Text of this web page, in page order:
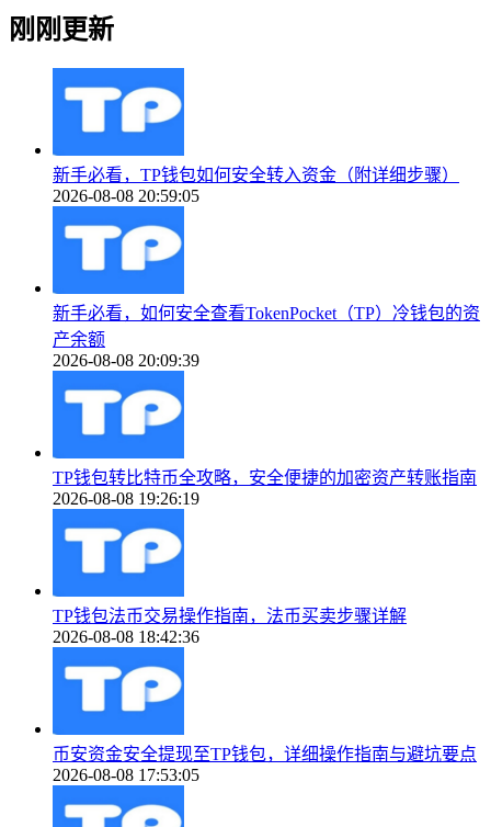
刚刚更新
新手必看，TP钱包如何安全转入资金（附详细步骤）
2026-08-08 20:59:05
新手必看，如何安全查看TokenPocket（TP）冷钱包的资
产余额
2026-08-08 20:09:39
TP钱包转比特币全攻略，安全便捷的加密资产转账指南
2026-08-08 19:26:19
TP钱包法币交易操作指南，法币买卖步骤详解
2026-08-08 18:42:36
币安资金安全提现至TP钱包，详细操作指南与避坑要点
2026-08-08 17:53:05